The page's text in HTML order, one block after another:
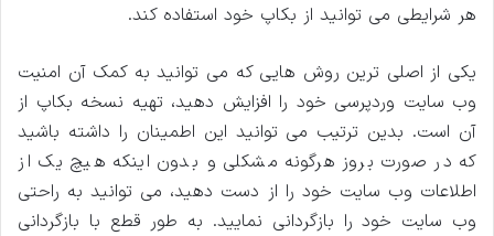
هر شرایطی می توانید از بکاپ خود استفاده کند.
یکی از اصلی ترین روش هایی که می توانید به کمک آن امنیت
وب سایت وردپرسی خود را افزایش دهید، تهیه نسخه بکاپ از
آن است. بدین ترتیب می توانید این اطمینان را داشته باشید
که در صورت بروز هرگونه مشکلی و بدون اینکه هیچ یک از
اطلاعات وب سایت خود را از دست دهید، می توانید به راحتی
وب سایت خود را بازگردانی نمایید. به طور قطع با بازگردانی